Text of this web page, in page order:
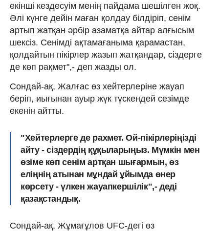
екінші кездесуім менің пайдама шешілген жоқ.
Әлі күнге дейін маған қолдау білдіріп, сенім
артып жатқан әрбір азаматқа айтар алғысым
шексіз. Сенімді ақтамағаныма қарамастан,
қолдайтын пікірлер жазып жатқандар, сіздерге
де көп рақмет",- деп жазды ол.
Сондай-ақ, Жалғас өз хейтерлеріне жауап
беріп, иығынан ауыр жүк түскендей сезімде
екенін айтты.
"Хейтерлерге де рахмет. Ой-пікірлеріңізді
айту - сіздердің құқыларыңыз. Мүмкін мен
өзіме көп сенім артқан шығармын, өз
еліңнің атынан мұндай ұйымда өнер
көрсету - үлкен жауапкершілік",- деді
қазақстандық.
Сондай-ақ, Жұмағұлов UFC-дегі өз